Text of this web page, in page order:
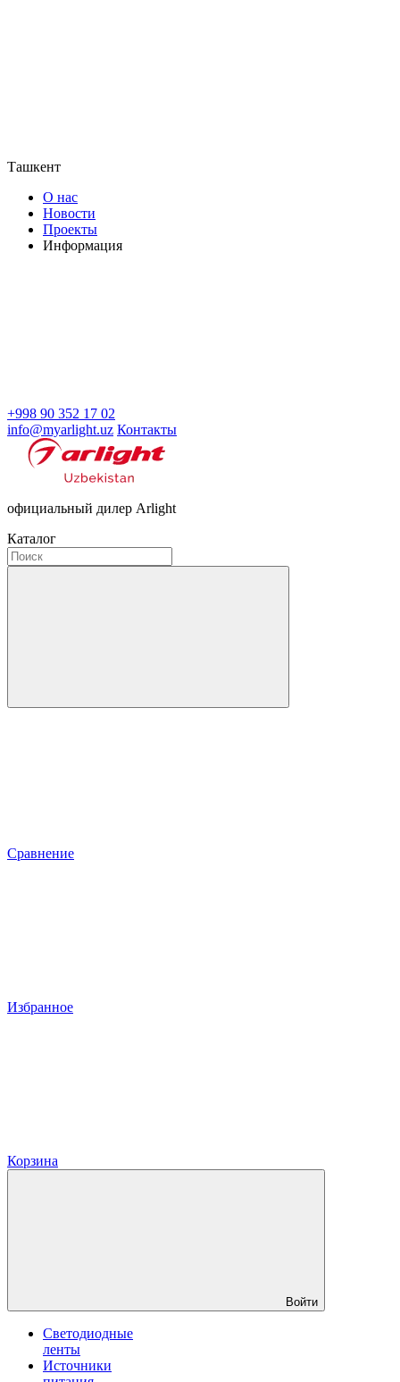
Ташкент
О нас
Новости
Проекты
Информация
+998 90 352 17 02
info@myarlight.uz Контакты
официальный дилер Arlight
Каталог
Сравнение
Избранное
Корзина
Войти
Светодиодные
ленты
Источники